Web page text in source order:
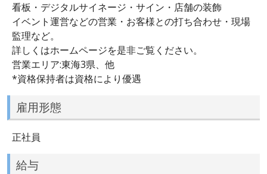
看板・デジタルサイネージ・サイン・店舗の装飾
イベント運営などの営業・お客様との打ち合わせ・現場
監理など。
詳しくはホームページを是非ご覧ください。
営業エリア:東海3県、他
*資格保持者は資格により優遇
雇用形態
正社員
給与